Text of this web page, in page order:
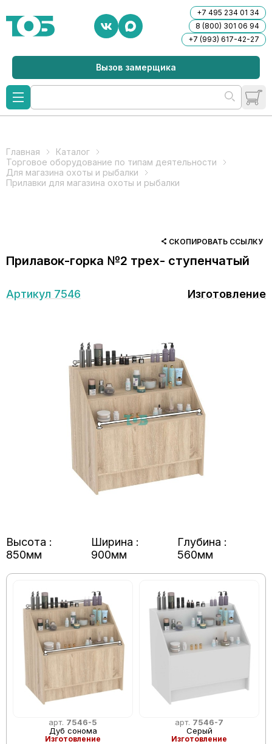
+7 495 234 01 34
8 (800) 301 06 94
+7 (993) 617-42-27
Вызов замерщика
Главная
Каталог
Торговое оборудование по типам деятельности
Для магазина охоты и рыбалки
Прилавки для магазина охоты и рыбалки
СКОПИРОВАТЬ ССЫЛКУ
Прилавок-горка №2 трех- ступенчатый
Артикул 7546 Изготовление
Высота :
850мм
Ширина :
900мм
Глубина :
560мм
арт. 7546-5
Дуб сонома
Изготовление
арт. 7546-7
Серый
Изготовление